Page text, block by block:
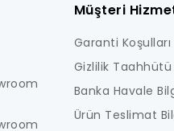
Müşteri
Garanti Koşulları
Gizlilik Taahhütü
Banka Havale
Ürün Teslimat